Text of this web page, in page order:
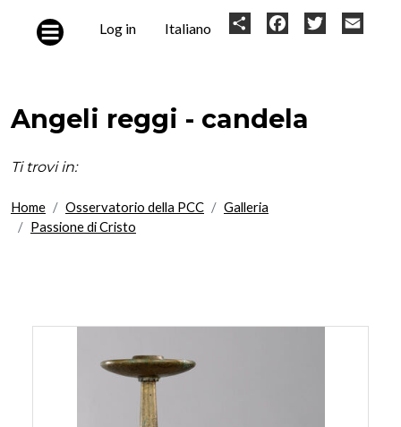
User
Log in Italiano Share FacebookTwitter
Angeli reggi - candela
Ti trovi in:
Home Osservatorio della PCC
Galleria
Passione di Cristo